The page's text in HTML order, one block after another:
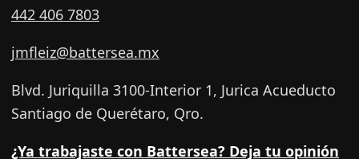
442 406 7803
jmfleiz@battersea.mx
Blvd. Juriquilla 3100-Interior 1, Jurica Acueducto
Santiago de Querétaro, Qro.
¿Ya trabajaste con Battersea? Deja tu opinión